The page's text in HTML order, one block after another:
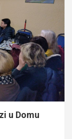
u Domu